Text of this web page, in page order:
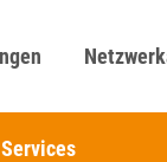
Services